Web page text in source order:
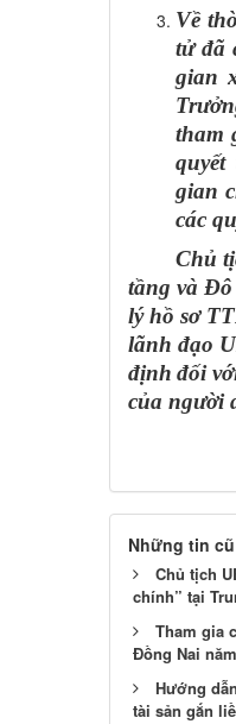
Về
tử đã
gian
tham
gian
các
Chủ tịch
tầng và
lý hồ sơ
lãnh đạo
định đối
của người
Những tin
Chủ tịch
chính” tại
Tham gia
Đồng Nai
Hướng
tài sản gắn